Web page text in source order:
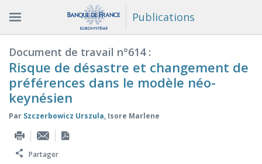
Publications
Document de travail n°614 :
Risque de désastre et changement de
préférences dans le modèle néo-
keynésien
Par Szczerbowicz Urszula, Isore Marlene
Partager